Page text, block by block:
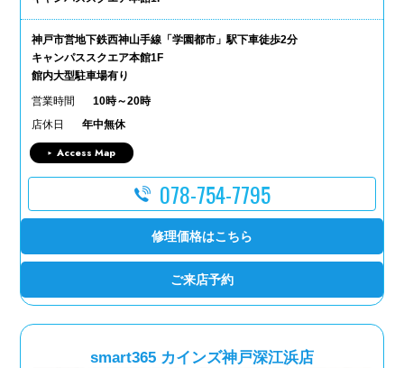
神戸市営地下鉄西神山手線「学園都市」駅下車徒歩2分
キャンパススクエア本館1F
館内大型駐車場有り
営業時間
10時～20時
店休日
年中無休
Access Map
078-754-7795
修理価格はこちら
ご来店予約
smart365 カインズ神戸深江浜店